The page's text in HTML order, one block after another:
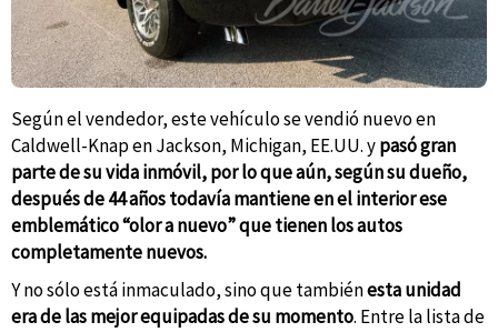
Según el vendedor, este vehículo se vendió nuevo en
Caldwell-Knap en Jackson, Michigan, EE.UU. ypasó gran
parte de su vida inmóvil, por lo que aún, según su dueño,
después de 44 años todavía mantiene en el interior ese
emblemático “olor a nuevo” que tienen los autos
completamente nuevos.
Y no sólo está inmaculado, sino que tambiénesta unidad
era de las mejor equipadas de su momento. Entre la lista de